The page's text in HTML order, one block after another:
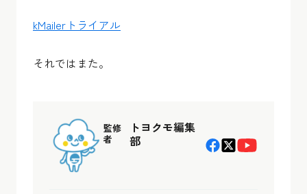
kMailerトライアル
それではまた。
監修
者
トヨクモ編集
部